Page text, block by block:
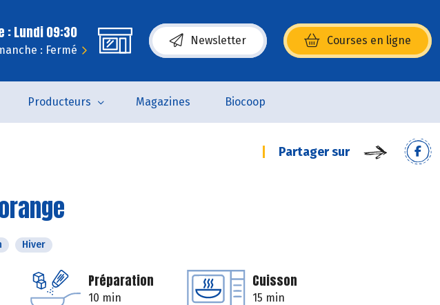
: Lundi 09:30
: Fermé
Newsletter Courses en ligne
(s’ouvre dans une nouvelle fenêtre)
Producteurs Magazines Biocoop
Partager sur
Hiver
Préparation
10 min
Cuisson
15 min